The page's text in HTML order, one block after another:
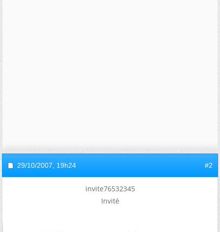
29/10/2007, 19h24 #2
invite76532345
Invité